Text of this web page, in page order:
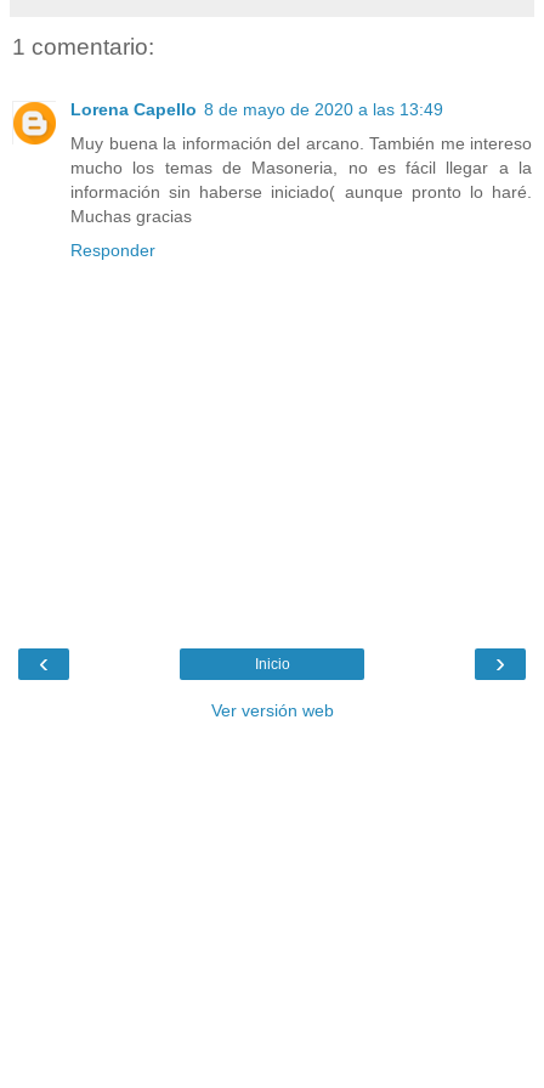
1 comentario:
Lorena Capello 8 de mayo de 2020 a las 13:49
Muy buena la información del arcano. También me intereso
mucho los temas de Masoneria, no es fácil llegar a la
información sin haberse iniciado( aunque pronto lo haré.
Muchas gracias
Responder
‹ ›
Inicio
Ver versión web